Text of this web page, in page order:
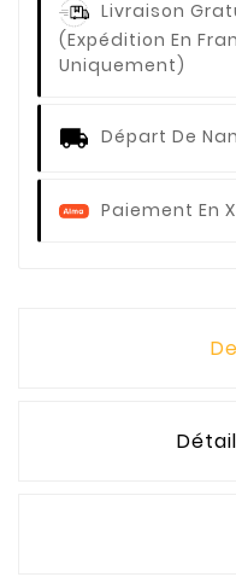
Livraison
(expédition En
Uniquement)
Départ De
Paiement En